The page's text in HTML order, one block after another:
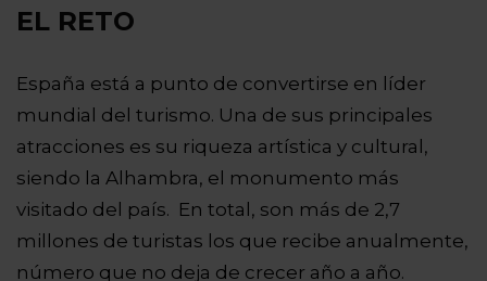
EL RETO
España está a punto de convertirse en líder
mundial del turismo. Una de sus principales
atracciones es su riqueza artística y cultural,
siendo la Alhambra, el monumento más
visitado del país. En total, son más de 2,7
millones de turistas los que recibe anualmente,
número que no deja de crecer año a año.